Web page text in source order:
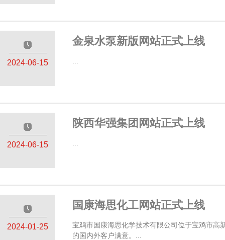
—————
2024-06-15
金泉水泵新版网站正式上线
—————
2024-06-15
陕西华强集团网站正式上线
—————
2024-01-25
国康海思化工网站正式上线
宝鸡市国康海思化学技术有限公司位于宝鸡市高
的国内外客户满意。...